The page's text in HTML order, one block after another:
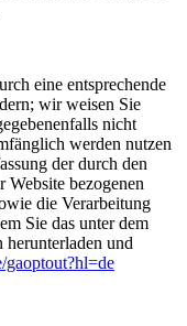
eine entsprechende
wir weisen Sie
nicht
werden nutzen
der durch den
bezogenen
die Verarbeitung
Sie das unter dem
und
gaoptout?hl=de